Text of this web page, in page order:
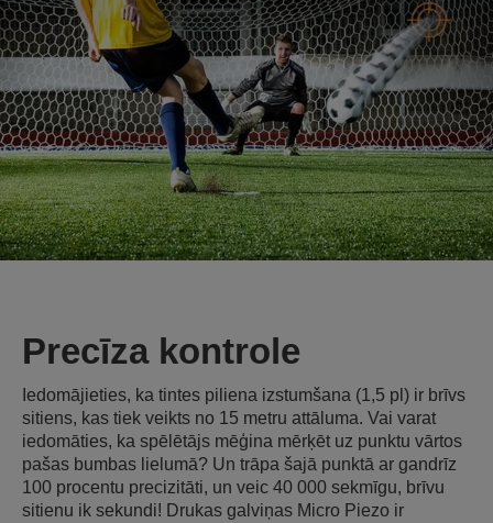
Precīza kontrole
Iedomājieties, ka tintes piliena izstumšana (1,5 pl) ir brīvs
sitiens, kas tiek veikts no 15 metru attāluma. Vai varat
iedomāties, ka spēlētājs mēģina mērķēt uz punktu vārtos
pašas bumbas lielumā? Un trāpa šajā punktā ar gandrīz
100 procentu precizitāti, un veic 40 000 sekmīgu, brīvu
sitienu ik sekundi! Drukas galviņas Micro Piezo ir